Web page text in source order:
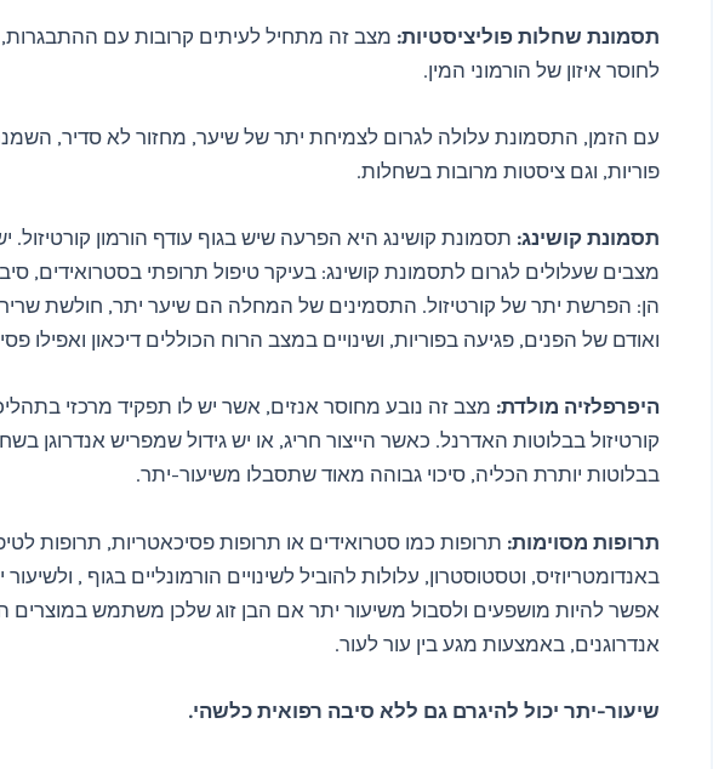
תסמונת שחלות פוליציסטיות: מצב זה מתחיל לעיתים קרובות עם ההתבגרות,
לחוסר איזון של הורמוני המין.
עם הזמן, התסמונת עלולה לגרום לצמיחת יתר של שיער, מחזור לא סדיר,
פוריות, וגם ציסטות מרובות בשחלות.
תסמונת קושינג: תסמונת קושינג היא הפרעה שיש בגוף עודף הורמון קורטיזול.
מצבים שעלולים לגרום לתסמונת קושינג: בעיקר טיפול תרופתי בסטרואידים,
הן: הפרשת יתר של קורטיזול. התסמינים של המחלה הם שיער יתר, חולשת
ואודם של הפנים, פגיעה בפוריות, ושינויים במצב הרוח הכוללים דיכאון ואפילו
היפרפלזיה מולדת: מצב זה נובע מחוסר אנזים, אשר יש לו תפקיד מרכזי
קורטיזול בבלוטות האדרנל. כאשר הייצור חריג, או יש גידול שמפריש אנדרוגן
בבלוטות יותרת הכליה, סיכוי גבוהה מאוד שתסבלו משיעור-יתר.
תרופות מסוימות: תרופות כמו סטרואידים או תרופות פסיכאטריות, תרופות
באנדומטריוזיס, וטסטוסטרון, עלולות להוביל לשינויים הורמונליים בגוף ,
אפשר להיות מושפעים ולסבול משיעור יתר אם הבן זוג שלכן משתמש במוצרים
אנדרוגנים, באמצעות מגע בין עור לעור.
שיעור-יתר יכול להיגרם גם ללא סיבה רפואית כלשהי.